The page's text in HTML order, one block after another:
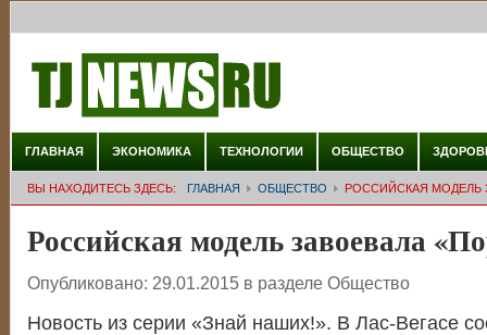
ГЛАВНАЯ ЭКОНОМИКА ТЕХНОЛОГИИ ОБЩЕСТВО
ВЫ НАХОДИТЕСЬ ЗДЕСЬ: ГЛАВНАЯ ОБЩЕСТВО РОССИЙСКАЯ МОДЕЛЬ
Российская модель завоевала
Опубликовано: 29.01.2015 в разделе Общество
Новость из серии «Знай наших!». В Лас-Вегасе